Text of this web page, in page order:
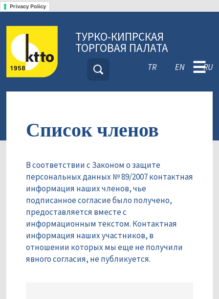
Privacy Policy
ТУРКО-КИПРСКАЯ
ТОРГОВАЯ ПАЛАТА
TR EN RU
☰
Список членов
В соответствии с Законом о защите
персональных данных № 89/2007 контактная
информация наших членов, чье
подписанное согласие было получено,
предоставляется вместе с
информационным текстом. Контактная
информация наших участников, в
отношении которых мы еще не получили
явного согласия, не публикуется.